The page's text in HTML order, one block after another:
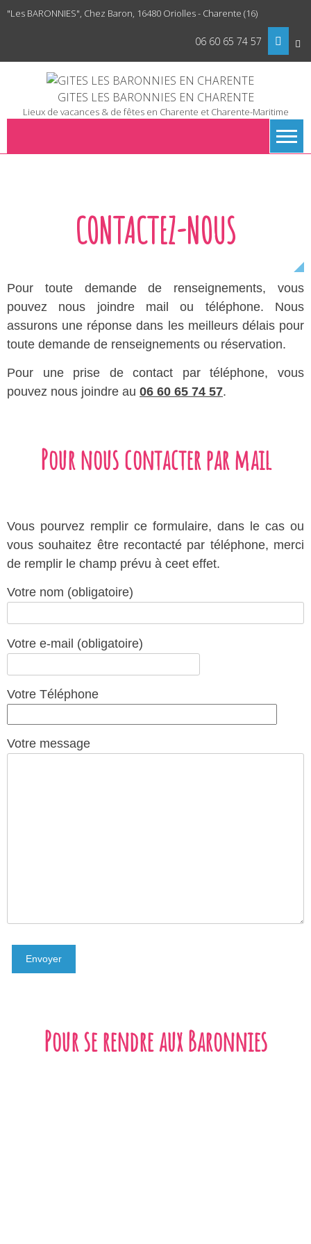
Skip"Les BARONNIES", Chez Baron, 16480 Oriolles - Charente (16)
06 60 65 74 57
GITES LES BARONNIES EN CHARENTE
Lieux de vacances & de fêtes en Charente et Charente-Maritime
CONTACTEZ-NOUS
Pour toute demande de renseignements, vous
pouvez nous joindre mail ou téléphone. Nous
assurons une réponse dans les meilleurs délais pour
toute demande de renseignements ou réservation.
Pour une prise de contact par téléphone, vous
pouvez nous joindre au 06 60 65 74 57.
Pour nous contacter par mail
Vous pourvez remplir ce formulaire, dans le cas ou
vous souhaitez être recontacté par téléphone, merci
de remplir le champ prévu à ceet effet.
Votre nom (obligatoire)
Votre e-mail (obligatoire)
Votre Téléphone
Votre message
Pour se rendre aux Baronnies